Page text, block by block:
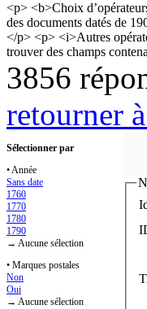
3856
retourner
Sélectionner par
• Année
Sans date
1760
1770
1780
1790
→ Aucune sélection
• Marques postales
Non
Oui
→ Aucune sélection